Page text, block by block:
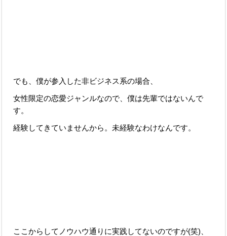
でも、僕が参入した非ビジネス系の場合、
女性限定の恋愛ジャンルなので、僕は先輩ではないんで
す。
経験してきていませんから。未経験なわけなんです。
ここからしてノウハウ通りに実践してないのですが(笑)、